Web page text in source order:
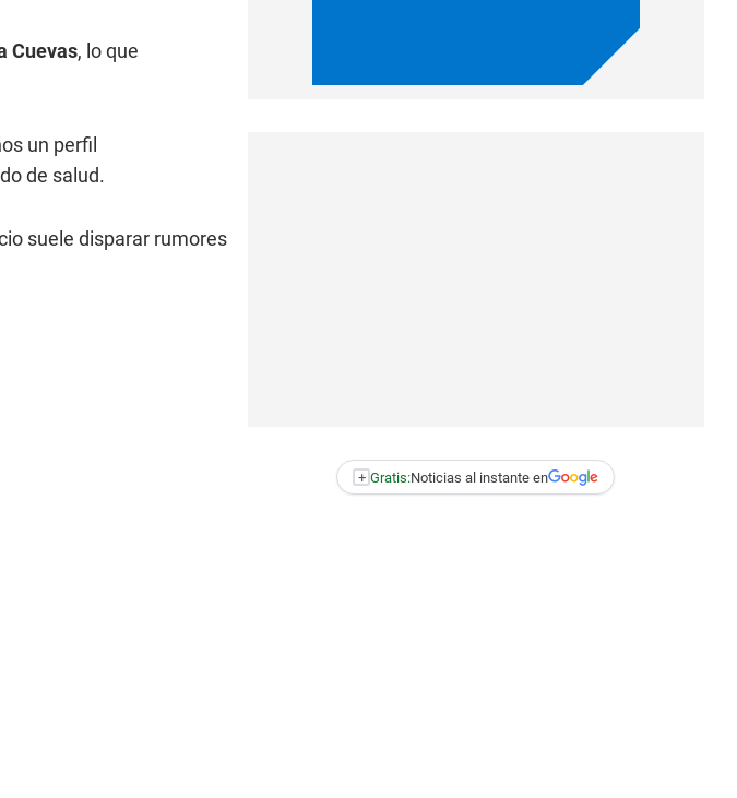
Cuevas, lo que
un perfil
de salud.
suele disparar rumores
+ Gratis:Noticias al instante en